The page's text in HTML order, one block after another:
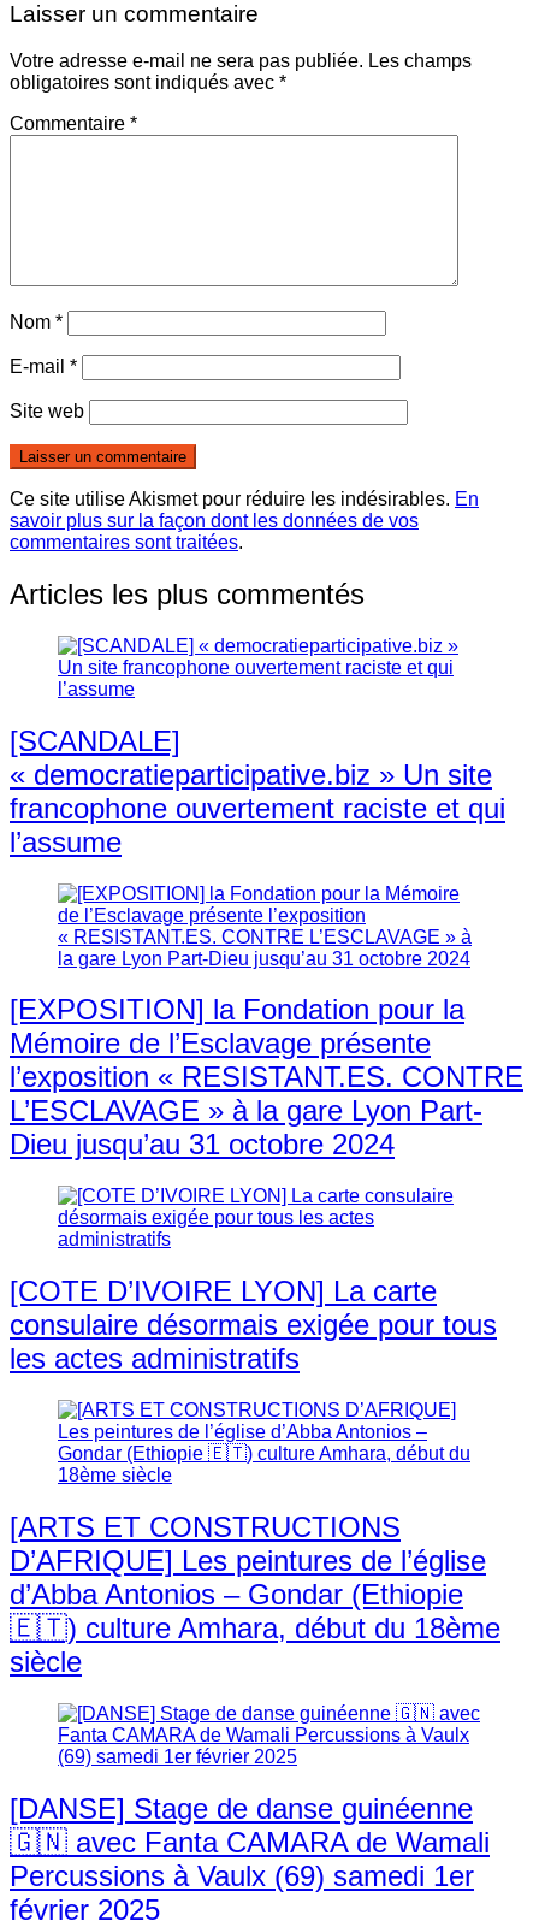
Laisser un commentaire
Votre adresse e-mail ne sera pas publiée. Les champs
obligatoires sont indiqués avec *
Commentaire *
Nom *
E-mail *
Site web
Ce site utilise Akismet pour réduire les indésirables. En
savoir plus sur la façon dont les données de vos
commentaires sont traitées.
Articles les plus commentés
[SCANDALE]
« democratieparticipative.biz » Un site
francophone ouvertement raciste et qui
l’assume
[EXPOSITION] la Fondation pour la
Mémoire de l’Esclavage présente
l’exposition « RESISTANT.ES. CONTRE
L’ESCLAVAGE » à la gare Lyon Part-
Dieu jusqu’au 31 octobre 2024
[COTE D’IVOIRE LYON] La carte
consulaire désormais exigée pour tous
les actes administratifs
[ARTS ET CONSTRUCTIONS
D’AFRIQUE] Les peintures de l’église
d’Abba Antonios – Gondar (Ethiopie
🇪🇹) culture Amhara, début du 18ème
siècle
[DANSE] Stage de danse guinéenne
🇬🇳 avec Fanta CAMARA de Wamali
Percussions à Vaulx (69) samedi 1er
février 2025